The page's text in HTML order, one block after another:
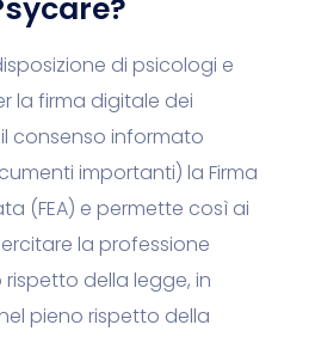
di psicologi e
la firma digitale dei
consenso informato
importanti) la Firma
(FEA) e permette così ai
la professione
della legge, in
pieno rispetto della